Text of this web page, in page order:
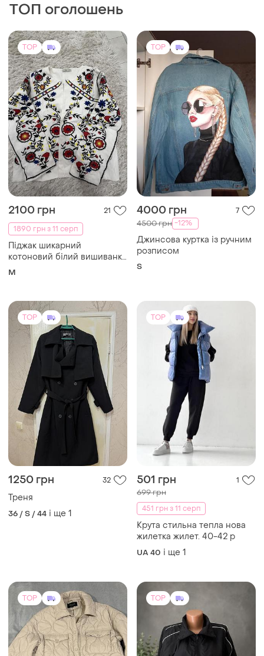
ТОП оголошень
TOP
2100 грн
21
1890 грн з 11 серп
Піджак шикарний
котоновий білий вишиванка
!на с-м
M
TOP
4000 грн 7
4500 грн -12%
Джинсова куртка із ручним
розписом
S
TOP
1250 грн 32
Треня
36 / S / 44 і ще 1
TOP
501 грн 1
699 грн
451 грн з 11 серп
Крута стильна тепла нова
жилетка жилет. 40-42 р
UA 40 і ще 1
TOP TOP